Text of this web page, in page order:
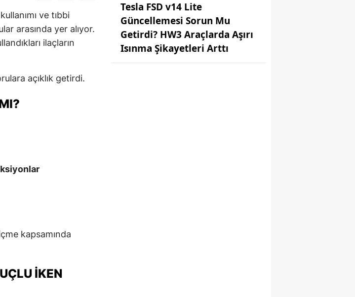
ve tıbbi
arasında yer alıyor.
ilaçların
açıklık getirdi.
kapsamında
İKEN
Tesla FSD v14 Lite
Güncellemesi Sorun Mu
Getirdi? HW3 Araçlarda Aşırı
Isınma Şikayetleri Arttı